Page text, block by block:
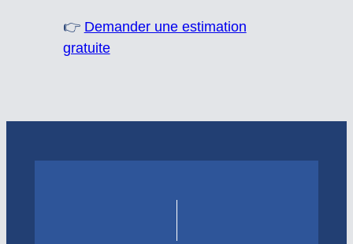
👉 Demander une estimation
gratuite